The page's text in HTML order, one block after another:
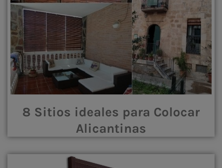
8 Sitios ideales para Colocar
Alicantinas